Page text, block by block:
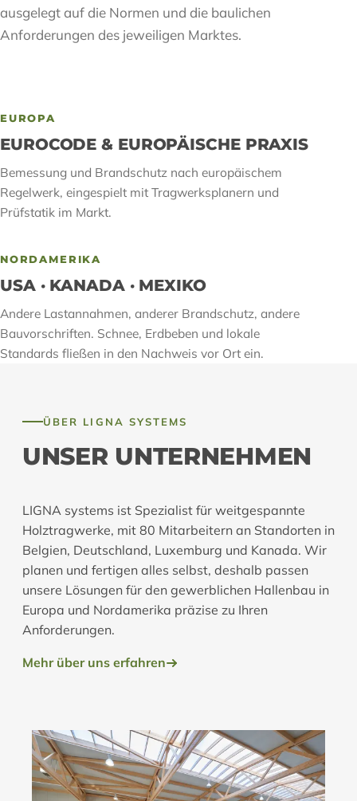
ausgelegt auf die Normen und die baulichen
Anforderungen des jeweiligen Marktes.
EUROPA
EUROCODE & EUROPÄISCHE PRAXIS
Bemessung und Brandschutz nach europäischem
Regelwerk, eingespielt mit Tragwerksplanern und
Prüfstatik im Markt.
NORDAMERIKA
USA · KANADA · MEXIKO
Andere Lastannahmen, anderer Brandschutz, andere
Bauvorschriften. Schnee, Erdbeben und lokale
Standards fließen in den Nachweis vor Ort ein.
ÜBER LIGNA SYSTEMS
UNSER UNTERNEHMEN
LIGNA systems ist Spezialist für weitgespannte
Holztragwerke, mit 80 Mitarbeitern an Standorten in
Belgien, Deutschland, Luxemburg und Kanada. Wir
planen und fertigen alles selbst, deshalb passen
unsere Lösungen für den gewerblichen Hallenbau in
Europa und Nordamerika präzise zu Ihren
Anforderungen.
Mehr über uns erfahren